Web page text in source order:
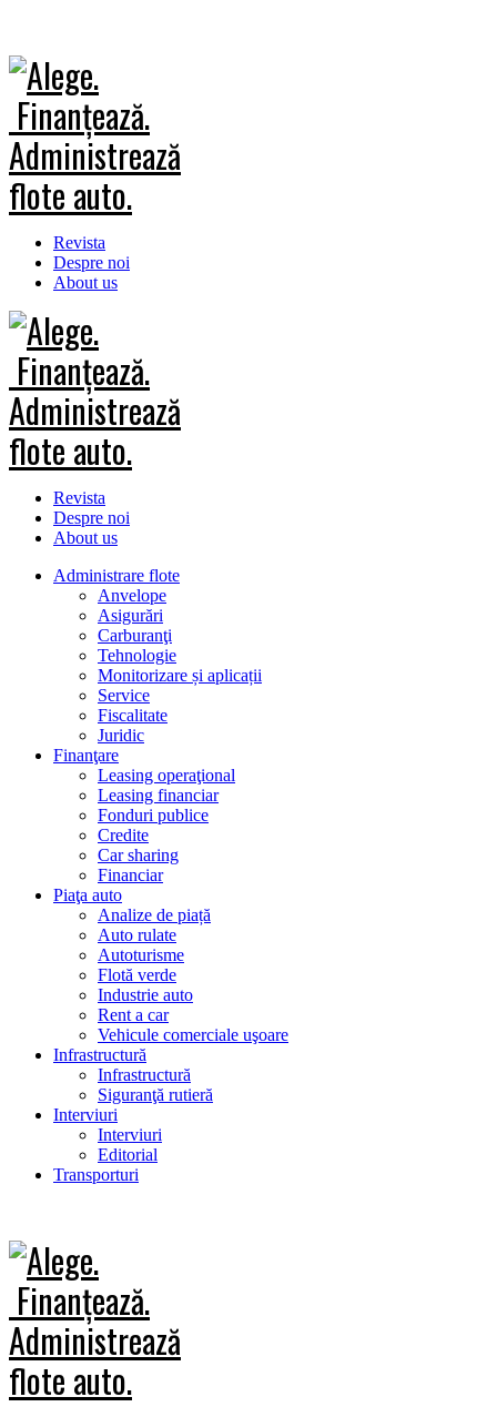
Revista
Despre noi
About us
Revista
Despre noi
About us
Administrare flote
Anvelope
Asigurări
Carburanţi
Tehnologie
Monitorizare și aplicații
Service
Fiscalitate
Juridic
Finanţare
Leasing operaţional
Leasing financiar
Fonduri publice
Credite
Car sharing
Financiar
Piaţa auto
Analize de piață
Auto rulate
Autoturisme
Flotă verde
Industrie auto
Rent a car
Vehicule comerciale uşoare
Infrastructură
Infrastructură
Siguranţă rutieră
Interviuri
Interviuri
Editorial
Transporturi